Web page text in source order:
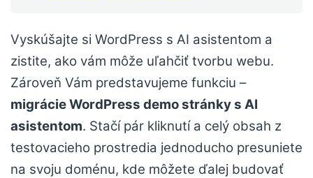
Vyskúšajte si WordPress s AI asistentom a
zistite, ako vám môže uľahčiť tvorbu webu.
Zároveň Vám predstavujeme funkciu –
migrácie WordPress demo stránky s AI
asistentom. Stačí pár kliknutí a celý obsah z
testovacieho prostredia jednoducho presuniete
na svoju doménu, kde môžete ďalej budovať